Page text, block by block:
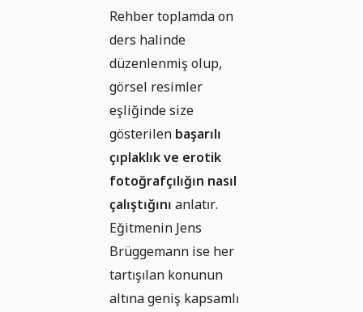
Rehber toplamda on
ders halinde
düzenlenmiş olup,
görsel resimler
eşliğinde size
gösterilen başarılı
çıplaklık ve erotik
fotoğrafçılığın nasıl
çalıştığını anlatır.
Eğitmenin Jens
Brüggemann ise her
tartışılan konunun
altına geniş kapsamlı